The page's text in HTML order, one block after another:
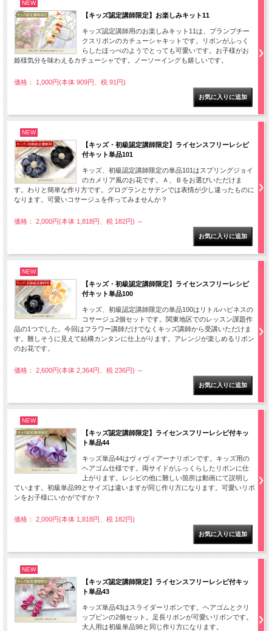
NEW
【キッズ認定講師限定】お楽しみキット11
キッズ認定講師用のお楽しみキット11は、プランプチー
クスリボンのカチューシャキットです。リボンがふっく
らしたほっぺのようでとっても可愛いです。お子様がお
姫様気分を味わえるカチューシャです。ノーソーイングも嬉しいです。
価格： 1,000円(本体 909円、税 91円)
NEW
【キッズ・初級認定講師限定】ライセンスフリーレシピ
付キット単品101
キッズ、初級認定講師限定の単品101はスプリングジョイ
のカメリア風のお花です。Ａ、Ｂをお選びいただけま
す。わりと簡単な作り方です。グログランとサテンでは表情が少し違ったものに
なります。可愛いコサージュを作ってみませんか？
価格： 2,000円(本体 1,818円、税 182円) ～
NEW
【キッズ・初級認定講師限定】ライセンスフリーレシピ
付キット単品100
キッズ、初級認定講師限定の単品100はリトルハピネスの
コサージュ2個セットです。関東地区でのレッスン課題作
品の1つでした。今回はフラワー講師だけでなくキッズ講師から受講いただけま
す。難しそうに見えて結構カンタンに仕上がります。アレンジが楽しめるリボン
のお花です。
価格： 2,600円(本体 2,364円、税 236円) ～
NEW
【キッズ認定講師限定】ライセンスフリーレシピ付キッ
ト単品44
キッズ単品44はヴィヴィアーナリボンです。キッズ用の
ヘアゴム仕様です。両サイドがふっくらしたリボンに仕
上がります。レシピの他に難しい箇所は動画にて説明し
ています。初級単品99とサイズは違いますが同じ作り方になります。可愛いリボ
ンをお子様にいかがですか？
価格： 2,000円(本体 1,818円、税 182円)
NEW
【キッズ認定講師限定】ライセンスフリーレシピ付キッ
ト単品43
キッズ単品43はスライダーリボンです。ヘアゴムとクリ
ップピンの2個セット。足長リボンが可愛いリボンです。
大人用は初級単品98と同じ作り方になります。